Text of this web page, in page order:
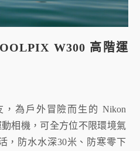
W300 高階運
為戶外冒險而生的 Nikon
相機，可全方位不限環境氣
，防水水深30米、防寒零下